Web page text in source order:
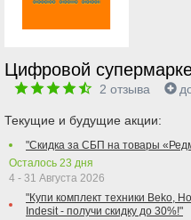
Цифровой
2 отзыва
Текущие и будущие акции:
"Скидка за СБП на товары
Осталось 23 дня
4 - 31 Августа 2026
"Купи комплект техники Beko,
Indesit - получи скидку до 30%!"